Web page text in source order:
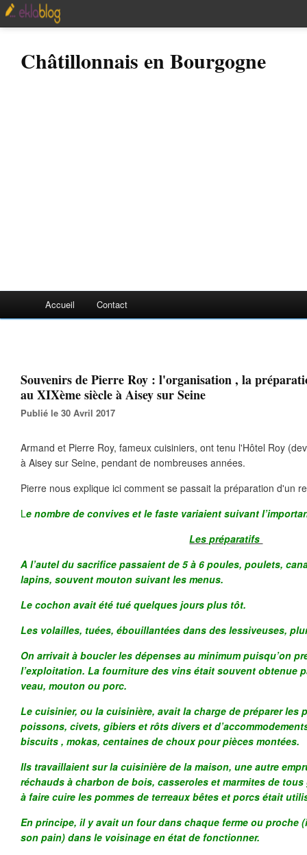
Châtillonnais en Bourgogne
Accueil Contact
Souvenirs de Pierre Roy : l'organisation , la
au XIXème siècle à Aisey sur Seine
Publié le 30 Avril 2017
Armand et Pierre Roy, fameux cuisiniers, ont tenu l'Hôtel Roy
à Aisey sur Seine, pendant de nombreuses années.
Pierre nous explique ici comment se passait la préparation d'un
Le nombre de convives et le faste variaient suivant
Les préparatifs
A l’autel du sacrifice passaient de 5 à 6 poules, poulets,
lapins, souvent mouton suivant les menus.
Le cochon avait été tué quelques jours plus tôt.
Les volailles, tuées, ébouillantées dans des lessiveuses,
On arrivait à boucler les dépenses au minimum puisqu’on
l’exploitation. La fourniture des vins était souvent obtenue
veau, mouton ou porc.
Le cuisinier, ou la cuisinière, avait la charge de préparer les
poissons, civets, gibiers et rôts divers et
biscuits , mokas, centaines de choux pour pièces montées.
Ils travaillaient sur la cuisinière de la maison, une autre
réchauds à charbon de bois, casseroles et marmites de tous
à faire cuire les pommes de terreaux bêtes et porcs était
En principe, il y avait un four dans chaque ferme ou proche
son pain) dans le voisinage en état de fonctionner.